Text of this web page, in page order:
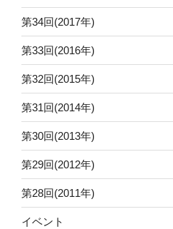
第34回(2017年)
第33回(2016年)
第32回(2015年)
第31回(2014年)
第30回(2013年)
第29回(2012年)
第28回(2011年)
イベント